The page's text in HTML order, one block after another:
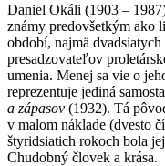
Daniel Okáli (1903 –
známy predovšetkým ako
období, najmä
presadzovateľov
umenia. Menej sa vie o
reprezentuje jediná
a zápasov (1932). Tá
v malom náklade (dvesto
štyridsiatich rokoch bola
Chudobný človek a krása.